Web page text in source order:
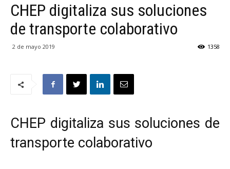
CHEP digitaliza sus soluciones
de transporte colaborativo
2 de mayo 2019 1358
CHEP digitaliza sus soluciones de
transporte colaborativo